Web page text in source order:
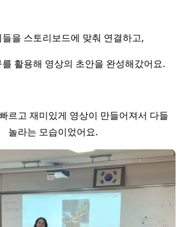
을 스토리보드에 맞춰 연결하고,
활용해 영상의 초안을 완성해갔어요.
르고 재미있게 영상이 만들어져서 다들
놀라는 모습이었어요.